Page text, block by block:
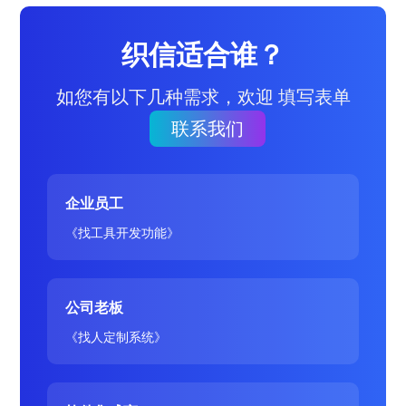
织信适合谁？
如您有以下几种需求，欢迎 填写表单
联系我们
企业员工
《找工具开发功能》
公司老板
《找人定制系统》